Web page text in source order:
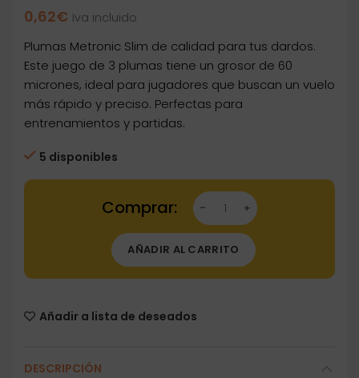
0,62€ Iva incluido
Plumas Metronic Slim de calidad para tus dardos.
Este juego de 3 plumas tiene un grosor de 60
micrones, ideal para jugadores que buscan un vuelo
más rápido y preciso. Perfectas para
entrenamientos y partidas.
5 disponibles
Dartstore Plumas Metronic Slim M821
AÑADIR AL CARRITO
Añadir a lista de deseados
DESCRIPCIÓN